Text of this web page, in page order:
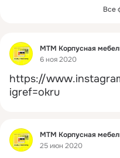
Все
Фид
МТМ Корпусная
6 ноя 2020
https://
igref=okru
Фид
МТМ Корпусная
25 июн 2020